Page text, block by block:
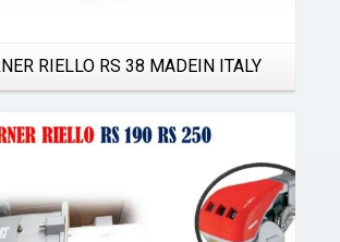
RIELLO RS 38 MADEIN ITALY
Details